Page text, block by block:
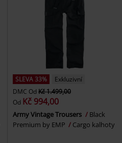
SLEVA 33%
Exkluzivní
DMC Od Kč 1.499,00
Od Kč 994,00
Army Vintage Trousers
Black
Premium by EMP
Cargo kalhoty